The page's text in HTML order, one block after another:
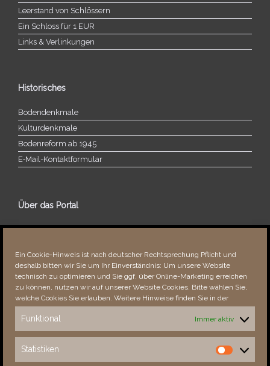
Ein Cookie-Hinweis ist nach deutscher Rechtsprechung Pflicht und
deshalb bitten wir Sie um Ihr Einverständnis: Um unsere Website
technisch zu optimieren und Sie ggf. über Online-Marketing erreichen
zu können, nutzen wir auf unserer Website Cookies. Bitte wählen Sie,
welche Cookies Sie erlauben. Weitere Hinweise finden Sie in der
Funktional Immer aktiv
Statistiken
Statistiken
Leerstand von Schlössern
Ein Schloss für 1 EUR
Links & Verlinkungen
Historisches
Bodendenkmale
Kulturdenkmale
Bodenreform ab 1945
E‑Mail-​​Kontaktformular
Über das Portal
Über dieses Portal
Fehler bemerkt?
Besucher seit 08/​2021